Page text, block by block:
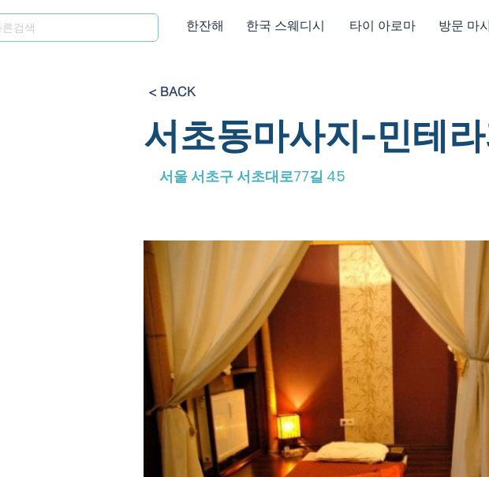
한국 스웨디시
한잔해 타이 아로마 방문 마
< BACK
서초동마사지-민테
서울 서초구 서초대로77길 45